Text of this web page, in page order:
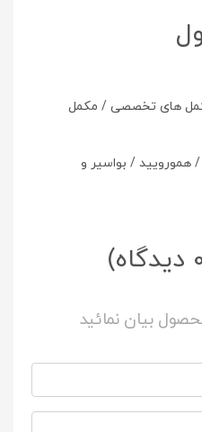
های تخصصی / مکمل
/ همورویید / بواسیر و
بیان نمائید